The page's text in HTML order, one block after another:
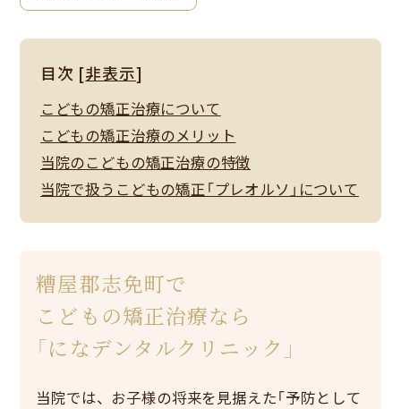
目次 [非表示]
こどもの矯正治療について
こどもの矯正治療のメリット
当院のこどもの矯正治療の特徴
当院で扱うこどもの矯正「プレオルソ」について
糟屋郡志免町で
こどもの矯正治療なら
「になデンタルクリニック」
当院では、お子様の将来を見据えた「予防として